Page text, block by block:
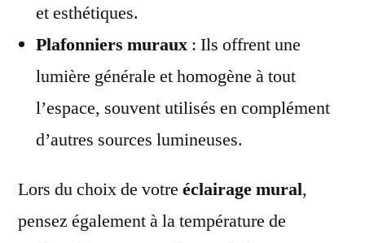
et esthétiques.
Plafonniers muraux : Ils offrent une
lumière générale et homogène à tout
l’espace, souvent utilisés en complément
d’autres sources lumineuses.
Lors du choix de votre éclairage mural,
pensez également à la température de